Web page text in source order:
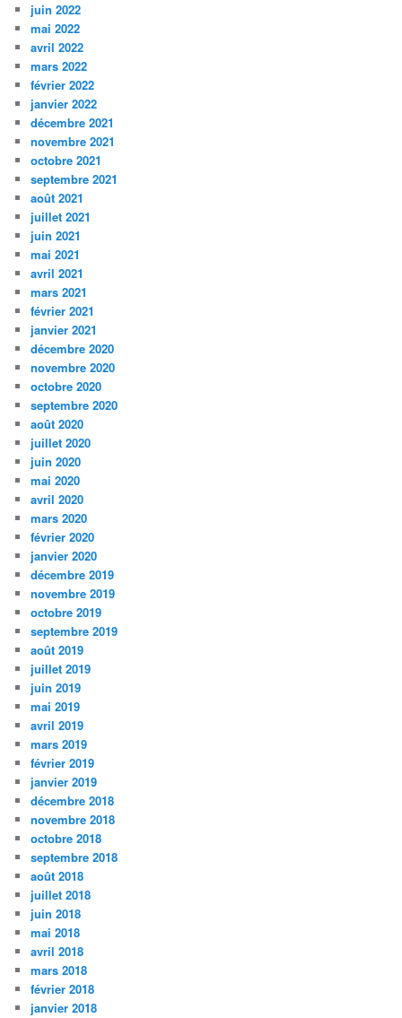
juin 2022
mai 2022
avril 2022
mars 2022
février 2022
janvier 2022
décembre 2021
novembre 2021
octobre 2021
septembre 2021
août 2021
juillet 2021
juin 2021
mai 2021
avril 2021
mars 2021
février 2021
janvier 2021
décembre 2020
novembre 2020
octobre 2020
septembre 2020
août 2020
juillet 2020
juin 2020
mai 2020
avril 2020
mars 2020
février 2020
janvier 2020
décembre 2019
novembre 2019
octobre 2019
septembre 2019
août 2019
juillet 2019
juin 2019
mai 2019
avril 2019
mars 2019
février 2019
janvier 2019
décembre 2018
novembre 2018
octobre 2018
septembre 2018
août 2018
juillet 2018
juin 2018
mai 2018
avril 2018
mars 2018
février 2018
janvier 2018